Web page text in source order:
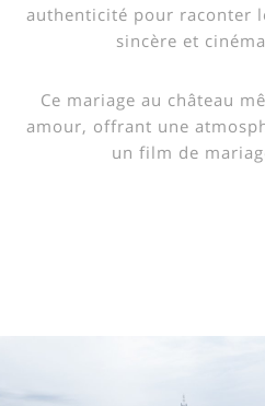
authenticité pour raconter
sincère et
Ce mariage au château
amour, offrant une
un film de